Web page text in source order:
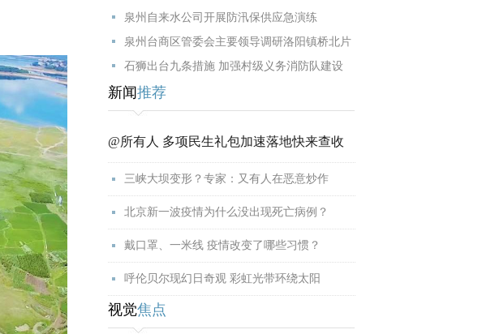
泉州自来水公司开展防汛保供应急演练
泉州台商区管委会主要领导调研洛阳镇桥北片
石狮出台九条措施 加强村级义务消防队建设
新闻推荐
@所有人 多项民生礼包加速落地快来查收
三峡大坝变形？专家：又有人在恶意炒作
北京新一波疫情为什么没出现死亡病例？
戴口罩、一米线 疫情改变了哪些习惯？
呼伦贝尔现幻日奇观 彩虹光带环绕太阳
视觉焦点